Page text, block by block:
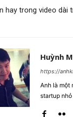
hay trong video dài
Huỳnh
https://
Anh là một
startup